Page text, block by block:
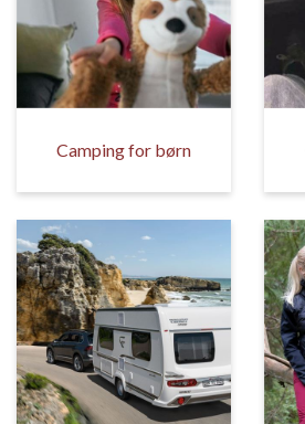
Camping for børn